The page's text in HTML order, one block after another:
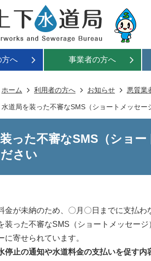
方へ 事業者の方へ
ホーム 利用者の方へ お知らせ 悪質業
水道局を装った不審なSMS（ショートメッセー
った不審なSMS（ショ
さい
金が未納のため、〇月〇日までに支払わ
装った不審なSMS（ショートメッセー
に寄せられています。
停止の通知や水道料金の支払いを促す